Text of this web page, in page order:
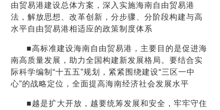
由贸易港建设总体方案，深入实施海南自由贸易港
法，解放思想、改革创新，分步骤、分阶段构建与高
水平自由贸易港相适应的政策制度体系
■高标准建设海南自由贸易港，主要目的是促进海
南高质量发展，助力全国构建新发展格局。要结合实
际科学编制“十五五”规划，紧紧围绕建设“三区一中
心”的战略定位，全面提高海南经济社会发展水平
■越是扩大开放，越要统筹发展和安全，牢牢守住